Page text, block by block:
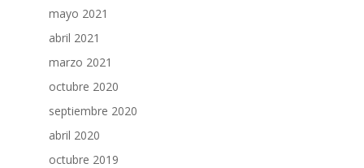
mayo 2021
abril 2021
marzo 2021
octubre 2020
septiembre 2020
abril 2020
octubre 2019